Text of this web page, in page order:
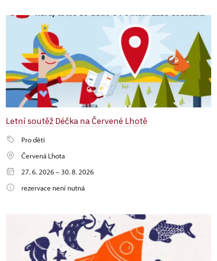
Letní soutěž Déčka na Červené Lhotě
Pro děti
Červená Lhota
27. 6. 2026 – 30. 8. 2026
rezervace není nutná